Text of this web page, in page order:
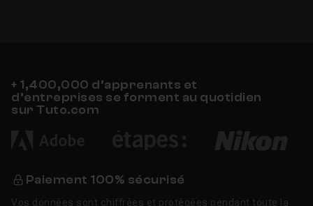
+ 1,400,000 d’apprenants et
d’entreprises se forment au quotidien
sur Tuto.com
Paiement 100% sécurisé
Vos données sont chiffrées et protégées pendant toute la